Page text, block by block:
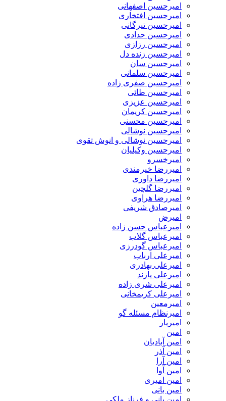
امیرحسین اصفهانی
امیرحسین افتخاری
امیرحسین تیرگانی
امیرحسین حدادی
امیرحسین رزازی
امیرحسین زنده دل
امیرحسین سان
امیرحسین سلمانی
امیرحسین صفری زاده
امیرحسین طائی
امیرحسین عزیزی
امیرحسین کریمان
امیرحسین محسنی
امیرحسین نوشالی
امیرحسین نوشالی و انوش تقوی
امیرحسین وکیلیان
امیرخسرو
امیررضا خیرمندی
امیررضا داوری
امیررضا گلچین
امیررضا هراوی
امیرصادق شریفی
امیرض
امیرعباس حسن زاده
امیرعباس گلاب
امیرعباس گودرزی
امیرعلی ارباب
امیرعلی بهادری
امیرعلی پازند
امیرعلی شری زاده
امیرعلی کریمخانی
امیرمعین
امیرنظام مسئله گو
امیریار
امین
امین آبادیان
امین آذر
امین آرا
امین آوا
امین امیری
امین بانی
امین بانی و فرناز ملکی